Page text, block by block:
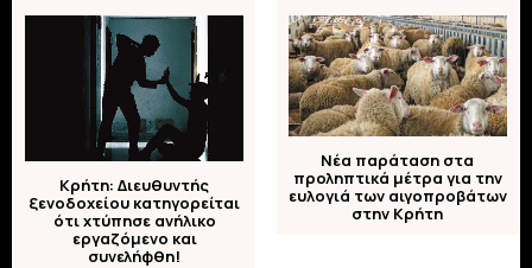
Κρήτη: Διευθυντής
ξενοδοχείου κατηγορείται
ότι χτύπησε ανήλικο
εργαζόμενο και
συνελήφθη!
Νέα παράταση στα
προληπτικά μέτρα για την
ευλογιά των αιγοπροβάτων
στην Κρήτη